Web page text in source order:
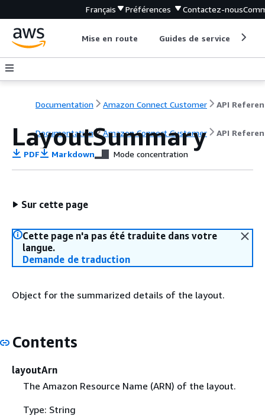
Français Préférences Contactez-nous
Mise en route Guides de service
Documentation Amazon Connect Customer API
Documentation Amazon Connect Customer API
LayoutSummary
PDF Markdown Mode concentration
Sur cette page
Cette page n'a pas été traduite dans votre
langue.
Demande de traduction
Object for the summarized details of the layout.
Contents
layoutArn
The Amazon Resource Name (ARN) of the layout.
Type: String